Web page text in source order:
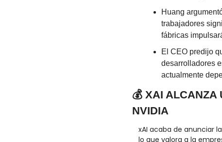
Huang
trabajadores
fábricas
El CEO predijo
desarrolladores
actualmente
💰 XAI ALCANZA
NVIDIA
xAI acaba de anunciar
lo que valora a la